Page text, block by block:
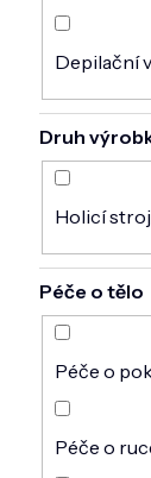
Depilační
Druh
Holicí
Péče o tělo
Péče o
Péče o